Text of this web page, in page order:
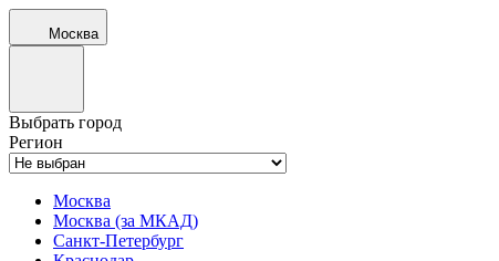
Москва
Выбрать город
Регион
Москва
Москва (за МКАД)
Санкт-Петербург